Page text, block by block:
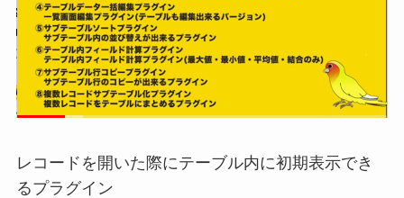
レコードを開いた際にテーブル内に初期表示でき
るプラグイン